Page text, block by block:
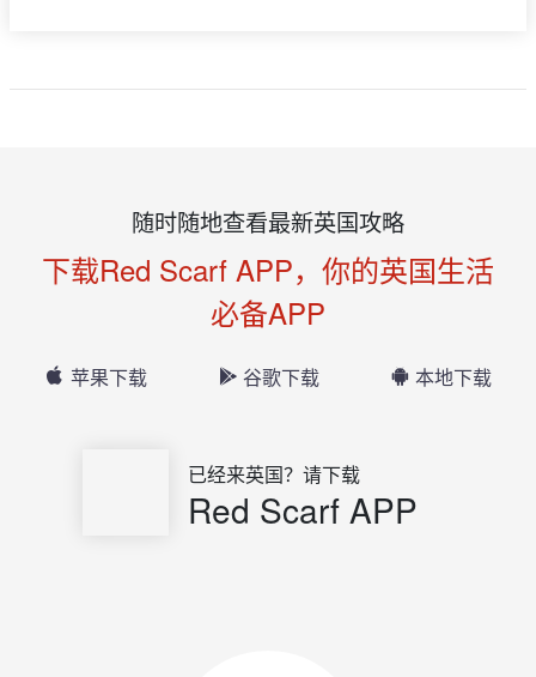
随时随地查看最新英国攻略
下载Red Scarf APP，你的英国生活
必备APP
苹果下载 谷歌下载 本地下载
已经来英国？请下载
Red Scarf APP